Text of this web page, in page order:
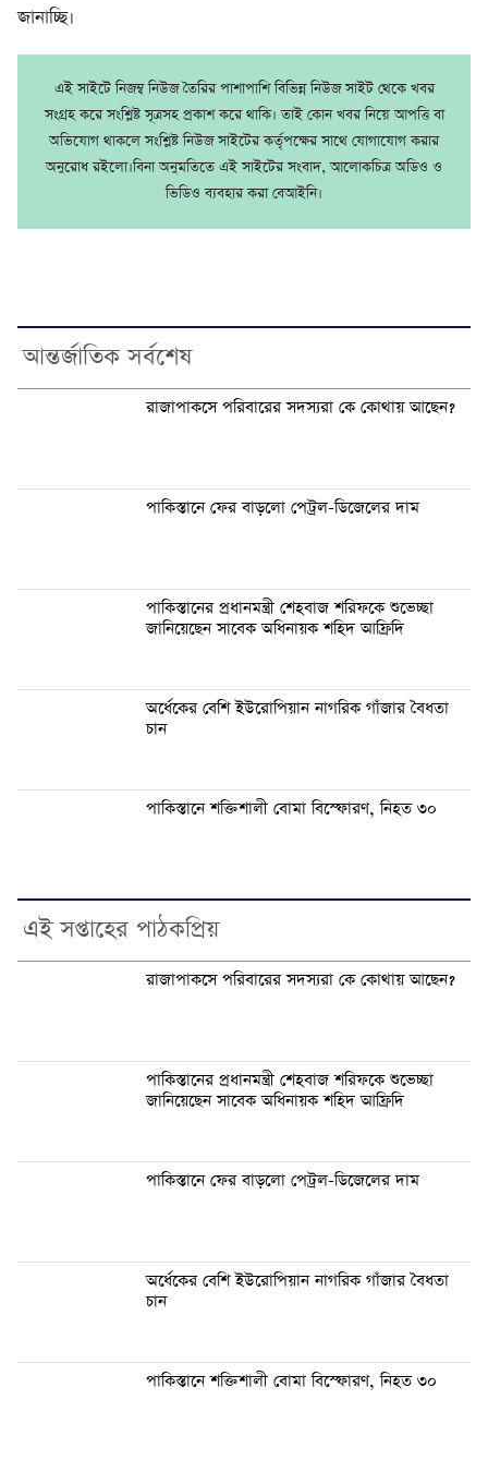
জানাচ্ছি।
এই সাইটে নিজম্ব নিউজ তৈরির পাশাপাশি বিভিন্ন নিউজ সাইট থেকে খবর
সংগ্রহ করে সংশ্লিষ্ট সূত্রসহ প্রকাশ করে থাকি। তাই কোন খবর নিয়ে আপত্তি বা
অভিযোগ থাকলে সংশ্লিষ্ট নিউজ সাইটের কর্তৃপক্ষের সাথে যোগাযোগ করার
অনুরোধ রইলো।বিনা অনুমতিতে এই সাইটের সংবাদ, আলোকচিত্র অডিও ও
ভিডিও ব্যবহার করা বেআইনি।
আন্তর্জাতিক সর্বশেষ
রাজাপাকসে পরিবারের সদস্যরা কে কোথায় আছেন?
পাকিস্তানে ফের বাড়লো পেট্রল-ডিজেলের দাম
পাকিস্তানের প্রধানমন্ত্রী শেহবাজ শরিফকে শুভেচ্ছা
জানিয়েছেন সাবেক অধিনায়ক শহিদ আফ্রিদি
অর্ধেকের বেশি ইউরোপিয়ান নাগরিক গাঁজার বৈধতা
চান
পাকিস্তানে শক্তিশালী বোমা বিস্ফোরণ, নিহত ৩০
এই সপ্তাহের পাঠকপ্রিয়
রাজাপাকসে পরিবারের সদস্যরা কে কোথায় আছেন?
পাকিস্তানের প্রধানমন্ত্রী শেহবাজ শরিফকে শুভেচ্ছা
জানিয়েছেন সাবেক অধিনায়ক শহিদ আফ্রিদি
পাকিস্তানে ফের বাড়লো পেট্রল-ডিজেলের দাম
অর্ধেকের বেশি ইউরোপিয়ান নাগরিক গাঁজার বৈধতা
চান
পাকিস্তানে শক্তিশালী বোমা বিস্ফোরণ, নিহত ৩০